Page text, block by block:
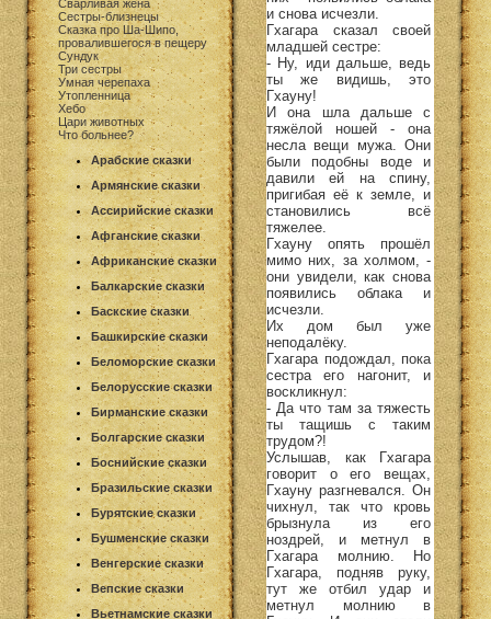
Сварливая жена
Сестры-близнецы
Сказка про Ша-Шипо,
провалившегося в пещеру
Сундук
Три сестры
Умная черепаха
Утопленница
Хебо
Цари животных
Что больнее?
Арабские сказки
Армянские сказки
Ассирийские сказки
Афганские сказки
Африканские сказки
Балкарские сказки
Баскские сказки
Башкирские сказки
Беломорские сказки
Белорусские сказки
Бирманские сказки
Болгарские сказки
Боснийские сказки
Бразильские сказки
Бурятские сказки
Бушменские сказки
Венгерские сказки
Вепские сказки
Вьетнамские сказки
и снова исчезли.
Гхагара сказал своей
младшей сестре:
- Ну, иди дальше, ведь
ты же видишь, это
Гхауну!
И она шла дальше с
тяжёлой ношей - она
несла вещи мужа. Они
были подобны воде и
давили ей на спину,
пригибая её к земле, и
становились всё
тяжелее.
Гхауну опять прошёл
мимо них, за холмом, -
они увидели, как снова
появились облака и
исчезли.
Их дом был уже
неподалёку.
Гхагара подождал, пока
сестра его нагонит, и
воскликнул:
- Да что там за тяжесть
ты тащишь с таким
трудом?!
Услышав, как Гхагара
говорит о его вещах,
Гхауну разгневался. Он
чихнул, так что кровь
брызнула из его
ноздрей, и метнул в
Гхагара молнию. Но
Гхагара, подняв руку,
тут же отбил удар и
метнул молнию в